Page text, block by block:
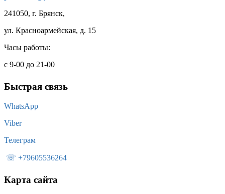
241050, г. Брянск,
ул. Красноармейская, д. 15
Часы работы:
с 9-00 до 21-00
Быстрая связь
WhatsApp
Viber
Телеграм
☏ +79605536264
Карта сайта